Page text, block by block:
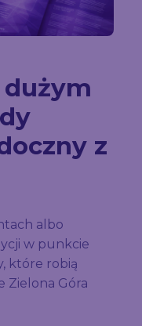
z
albo
w punkcie
które robią
Zielona Góra